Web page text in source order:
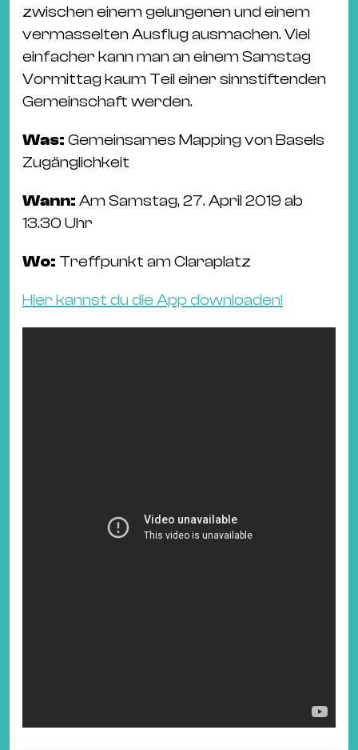
zwischen einem gelungenen und einem
vermasselten Ausflug ausmachen. Viel
einfacher kann man an einem Samstag
Vormittag kaum Teil einer sinnstiftenden
Gemeinschaft werden.
Was: Gemeinsames Mapping von Basels
Zugänglichkeit
Wann: Am Samstag, 27. April 2019 ab
13.30 Uhr
Wo: Treffpunkt am Claraplatz
Hier kannst du die App downloaden!